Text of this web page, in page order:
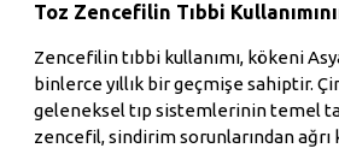
Toz Zencefilin Tıbbi
Zencefilin tıbbi kullanımı, kökeni
binlerce yıllık bir geçmişe sahiptir.
geleneksel tıp sistemlerinin temel
zencefil, sindirim sorunlarından ağrı